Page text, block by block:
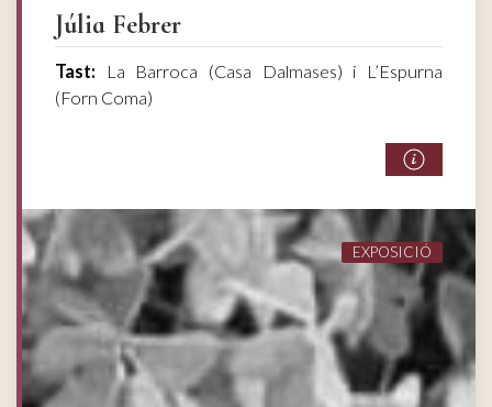
Júlia Febrer
Tast: La Barroca (Casa Dalmases) i L’Espurna
(Forn Coma)
EXPOSICIÓ